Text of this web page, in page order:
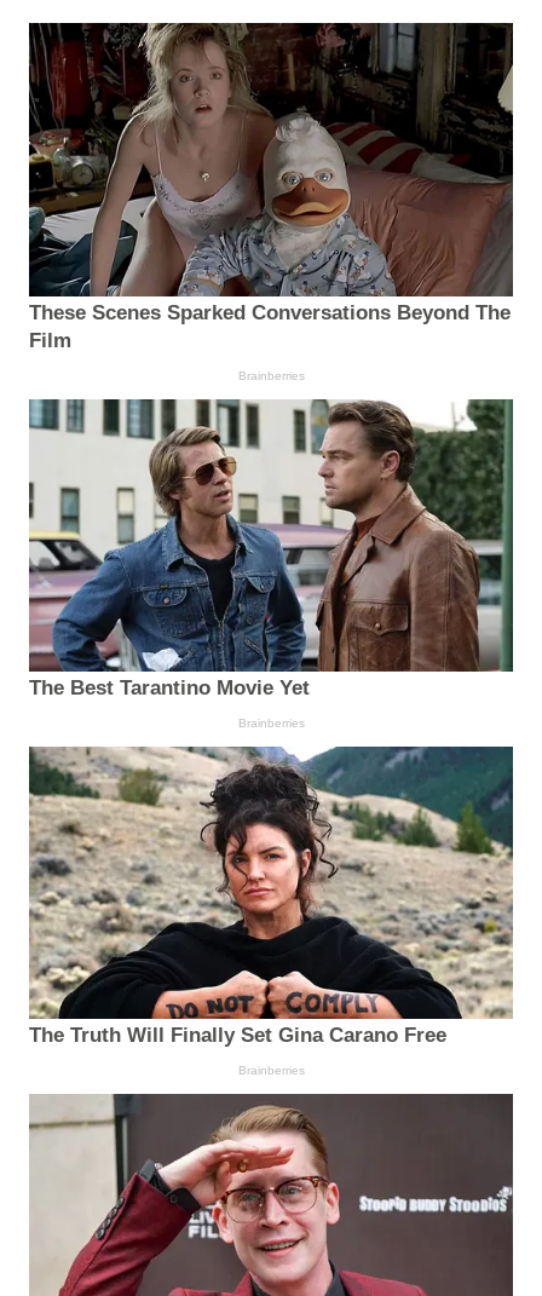
These Scenes Sparked Conversations Beyond The
Film
Brainberries
The Best Tarantino Movie Yet
Brainberries
The Truth Will Finally Set Gina Carano Free
Brainberries